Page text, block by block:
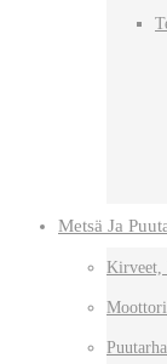
Metsä Ja
Kirveet,